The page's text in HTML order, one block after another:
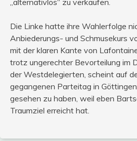
Die Linke hatte ihre Wahlerfolge
Anbiederungs- und Schmusekurs
mit der klaren Kante von
trotz ungerechter Bevorteilung im
der Westdelegierten, scheint auf
gegangenen Parteitag in
gesehen zu haben, weil eben
Traumziel erreicht hat.